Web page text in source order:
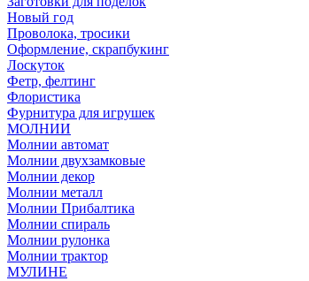
Новый год
Проволока, тросики
Оформление, скрапбукинг
Лоскуток
Фетр, фелтинг
Флористика
Фурнитура для игрушек
МОЛНИИ
Молнии автомат
Молнии двухзамковые
Молнии декор
Молнии металл
Молнии Прибалтика
Молнии спираль
Молнии рулонка
Молнии трактор
МУЛИНЕ